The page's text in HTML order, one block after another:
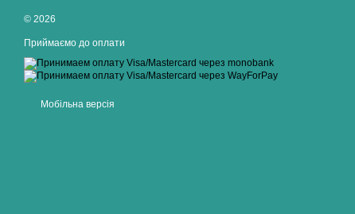
© 2026
Приймаємо до оплати
Мобільна версія